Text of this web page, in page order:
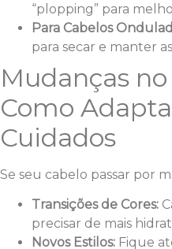
“plopping” para
Para Cabelos
para secar e manter
Mudanças
Como
Cuidados
Se seu cabelo passar por
Transições de Cores:
precisar de mais
Novos Estilos: Fique